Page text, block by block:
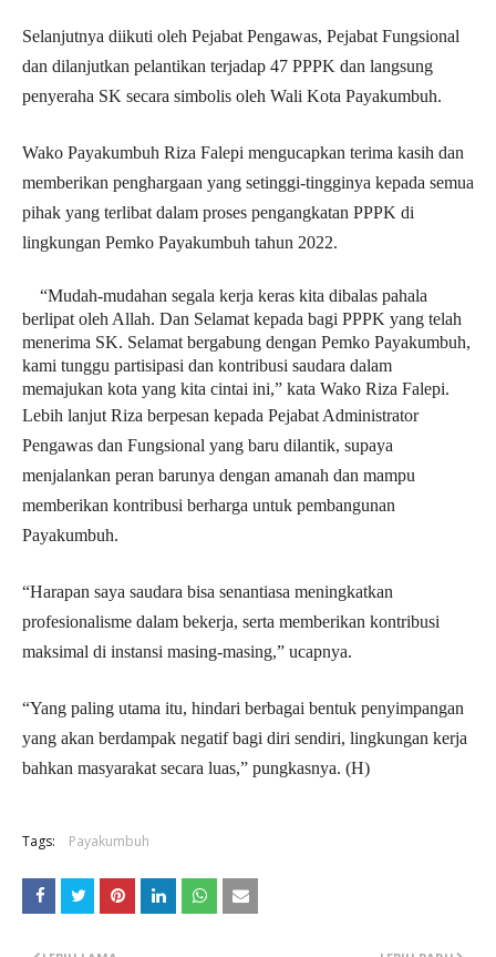
Selanjutnya diikuti oleh Pejabat Pengawas, Pejabat Fungsional
dan dilanjutkan pelantikan terjadap 47 PPPK dan langsung
penyeraha SK secara simbolis oleh Wali Kota Payakumbuh.
Wako Payakumbuh Riza Falepi mengucapkan terima kasih dan
memberikan penghargaan yang setinggi-tingginya kepada semua
pihak yang terlibat dalam proses pengangkatan PPPK di
lingkungan Pemko Payakumbuh tahun 2022.
“Mudah-mudahan segala kerja keras kita dibalas pahala
berlipat oleh Allah. Dan Selamat kepada bagi PPPK yang telah
menerima SK. Selamat bergabung dengan Pemko Payakumbuh,
kami tunggu partisipasi dan kontribusi saudara dalam
memajukan kota yang kita cintai ini,” kata Wako Riza Falepi.
Lebih lanjut Riza berpesan kepada Pejabat Administrator
Pengawas dan Fungsional yang baru dilantik, supaya
menjalankan peran barunya dengan amanah dan mampu
memberikan kontribusi berharga untuk pembangunan
Payakumbuh.
“Harapan saya saudara bisa senantiasa meningkatkan
profesionalisme dalam bekerja, serta memberikan kontribusi
maksimal di instansi masing-masing,” ucapnya.
“Yang paling utama itu, hindari berbagai bentuk penyimpangan
yang akan berdampak negatif bagi diri sendiri, lingkungan kerja
bahkan masyarakat secara luas,” pungkasnya. (H)
Tags: Payakumbuh